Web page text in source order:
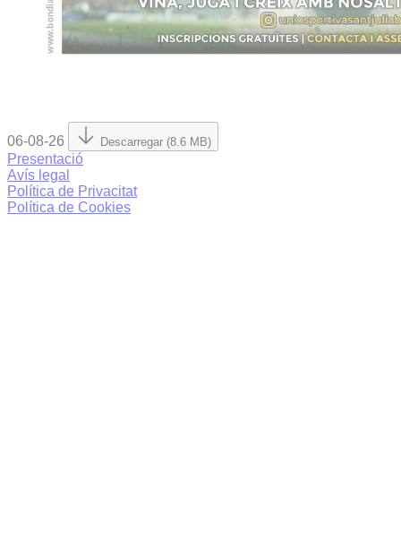
06-08-26 Descarregar (8.6 MB)
Presentació
Avís legal
Política de Privacitat
Política de Cookies